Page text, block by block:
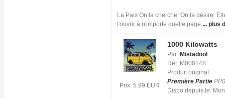
La Paix On la cherche. On la désire.
l'ouvrir à n'importe quelle page ... plus
Prix: 5.99 EUR
1000 Kilowatts
Par: Mistadool
Réf: M000148
Produit original:
Première Partie
Dispo depuis le: